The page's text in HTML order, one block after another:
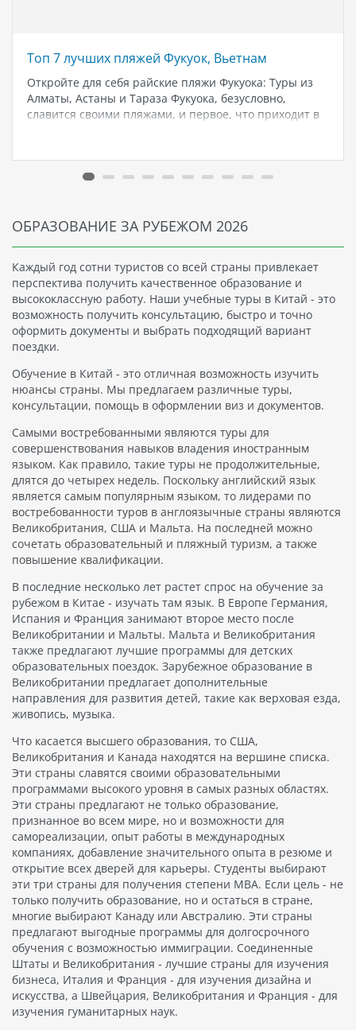
Топ 7 лучших пляжей Фукуок, Вьетнам
Откройте для себя райские пляжи Фукуока: Туры из
Алматы, Астаны и Тараза Фукуока, безусловно,
славится своими пляжами, и первое, что приходит в
какой пляж выбрать из многочисленных…
ОБРАЗОВАНИЕ ЗА РУБЕЖОМ 2026
Каждый год сотни туристов со всей страны привлекает
перспектива получить качественное образование и
высококлассную работу. Наши учебные туры в Китай - это
возможность получить консультацию, быстро и точно
оформить документы и выбрать подходящий вариант
поездки.
Обучение в Китай - это отличная возможность изучить
нюансы страны. Мы предлагаем различные туры,
консультации, помощь в оформлении виз и документов.
Самыми востребованными являются туры для
совершенствования навыков владения иностранным
языком. Как правило, такие туры не продолжительные,
длятся до четырех недель. Поскольку английский язык
является самым популярным языком, то лидерами по
востребованности туров в англоязычные страны являются
Великобритания, США и Мальта. На последней можно
сочетать образовательный и пляжный туризм, а также
повышение квалификации.
В последние несколько лет растет спрос на обучение за
рубежом в Китае - изучать там язык. В Европе Германия,
Испания и Франция занимают второе место после
Великобритании и Мальты. Мальта и Великобритания
также предлагают лучшие программы для детских
образовательных поездок. Зарубежное образование в
Великобритании предлагает дополнительные
направления для развития детей, такие как верховая езда,
живопись, музыка.
Что касается высшего образования, то США,
Великобритания и Канада находятся на вершине списка.
Эти страны славятся своими образовательными
программами высокого уровня в самых разных областях.
Эти страны предлагают не только образование,
признанное во всем мире, но и возможности для
самореализации, опыт работы в международных
компаниях, добавление значительного опыта в резюме и
открытие всех дверей для карьеры. Студенты выбирают
эти три страны для получения степени MBA. Если цель - не
только получить образование, но и остаться в стране,
многие выбирают Канаду или Австралию. Эти страны
предлагают выгодные программы для долгосрочного
обучения с возможностью иммиграции. Соединенные
Штаты и Великобритания - лучшие страны для изучения
бизнеса, Италия и Франция - для изучения дизайна и
искусства, а Швейцария, Великобритания и Франция - для
изучения гуманитарных наук.